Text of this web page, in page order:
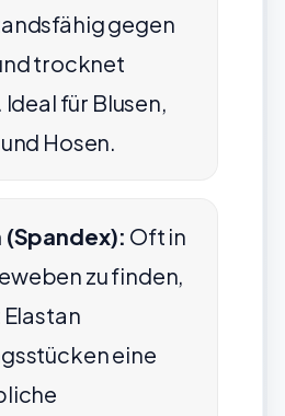
gegen
trocknet
für Blusen,
Hosen.
(Spandex): Oft in
zu finden,
eine